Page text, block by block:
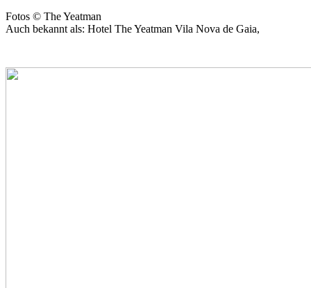
Fotos © The Yeatman
Auch bekannt als: Hotel The Yeatman Vila Nova de Gaia,